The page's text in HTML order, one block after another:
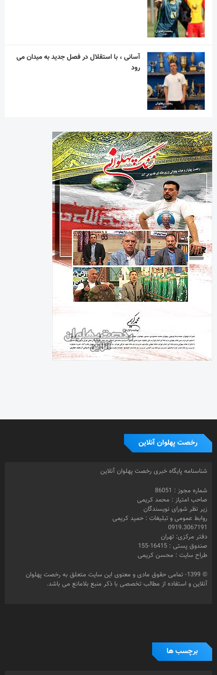
آسانی ، با استقلال در فصل جدید به میدان می
رود
رخصت پهلوان آنلاین
شناسنامه پایگاه خبری رخصت پهلوان آنلاین
شماره مجوز : 86051
صاحب امتیاز : محمد کریمی
زیر نظر شورای نویسندگان
روابط عمومی و تبلیغات : حمید کریمی
0919.3067191
دفتر مرکزی: تهران
صندوق پستی : 16415-155
طراح سایت : محسن کریمی
© 1399- تمامی حقوق مادی و معنوی این سایت متعلق به رخصت پهلوان
آنلاین و استفاده از مطالب تخصصی با ذکر منبع بلامانع می باشد.
برچسب ها